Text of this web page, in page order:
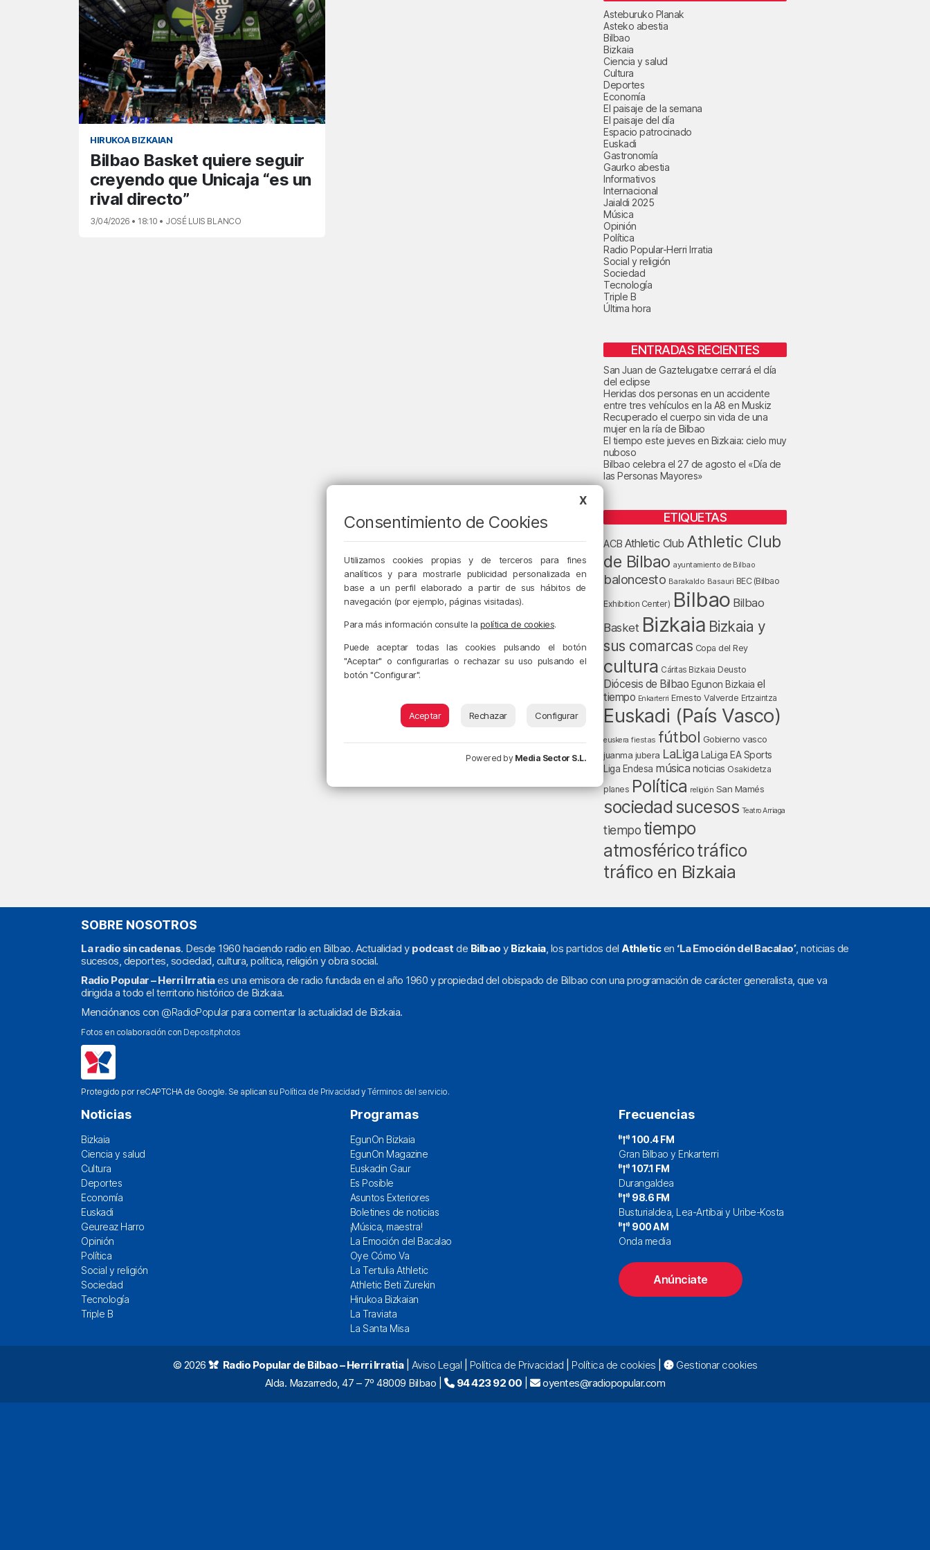
HIRUKOA BIZKAIAN
Bilbao Basket quiere seguir
creyendo que Unicaja “es un
rival directo”
3/04/2026 • 18:10 • JOSÉ LUIS BLANCO
Asteburuko Planak
Asteko abestia
Bilbao
Bizkaia
Ciencia y salud
Cultura
Deportes
Economía
El paisaje de la semana
El paisaje del día
Espacio patrocinado
Euskadi
Gastronomía
Gaurko abestia
Informativos
Internacional
Jaialdi 2025
Música
Opinión
Política
Radio Popular-Herri Irratia
Social y religión
Sociedad
Tecnología
Triple B
Última hora
ENTRADAS RECIENTES
San Juan de Gaztelugatxe cerrará el día
del eclipse
Heridas dos personas en un accidente
entre tres vehículos en la A8 en Muskiz
Recuperado el cuerpo sin vida de una
mujer en la ría de Bilbao
El tiempo este jueves en Bizkaia: cielo muy
nuboso
Bilbao celebra el 27 de agosto el «Día de
las Personas Mayores»
ETIQUETAS
ACB Athletic Club Athletic Club
de Bilbao ayuntamiento de Bilbao
baloncesto Barakaldo Basauri BEC (Bilbao
Exhibition Center) Bilbao Bilbao
Basket Bizkaia Bizkaia y
sus comarcas Copa del Rey
cultura Cáritas Bizkaia Deusto
Diócesis de Bilbao Egunon Bizkaia el
tiempo Enkarterri Ernesto Valverde Ertzaintza
Euskadi (País Vasco)
euskera fiestas fútbol Gobierno vasco
juanma jubera LaLiga LaLiga EA Sports
Liga Endesa música noticias Osakidetza
planes Política religión San Mamés
sociedad sucesos Teatro Arriaga
tiempo tiempo
atmosféricotráfico
tráfico en Bizkaia
SOBRE NOSOTROS
La radio sin cadenas. Desde 1960 haciendo radio en Bilbao. Actualidad y podcast de Bilbao y Bizkaia, los partidos del Athleticen ‘La Emoción del Bacalao’, noticias de
sucesos, deportes, sociedad, cultura, política, religión y obra social.
Radio Popular – Herri Irratiaes una emisora de radio fundada en el año 1960 y propiedad del obispado de Bilbao con una programación de carácter generalista, que va
dirigida a todo el territorio histórico de Bizkaia.
Menciónanos con @RadioPopularpara comentar la actualidad de Bizkaia.
Fotos en colaboración con Depositphotos
Protegido por reCAPTCHA de Google. Se aplican su Política de Privacidad yTérminos del servicio.
Noticias
Bizkaia
Ciencia y salud
Cultura
Deportes
Economía
Euskadi
Geureaz Harro
Opinión
Política
Social y religión
Sociedad
Tecnología
Triple B
Programas
EgunOn Bizkaia
EgunOn Magazine
Euskadin Gaur
Es Posible
Asuntos Exteriores
Boletines de noticias
¡Música, maestra!
La Emoción del Bacalao
Oye Cómo Va
La Tertulia Athletic
Athletic Beti Zurekin
Hirukoa Bizkaian
La Traviata
La Santa Misa
Frecuencias
100.4 FM
Gran Bilbao y Enkarterri
107.1 FM
Durangaldea
98.6 FM
Busturialdea, Lea-Artibai y Uribe-Kosta
900 AM
Onda media
Anúnciate
© 2026 Radio Popular de Bilbao – Herri Irratia| Aviso Legal Política de Privacidad Política de cookies
Gestionar cookies
Alda. Mazarredo, 47 – 7º 48009 Bilbao |
94 423 92 00 | oyentes@radiopopular.com
X
Consentimiento de Cookies
Utilizamos cookies propias y de terceros para fines
analíticos y para mostrarle publicidad personalizada en
base a un perfil elaborado a partir de sus hábitos de
navegación (por ejemplo, páginas visitadas).
Para más información consulte la política de cookies.
Puede aceptar todas las cookies pulsando el botón
"Aceptar" o configurarlas o rechazar su uso pulsando el
botón "Configurar".
Aceptar Rechazar Configurar
Powered by Media Sector S.L.